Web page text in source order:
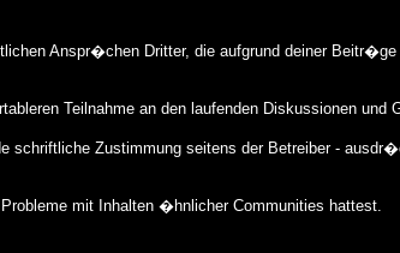
Anspr�chen Dritter, die aufgrund deiner Beitr�ge
Teilnahme an den laufenden Diskussionen
schriftliche Zustimmung seitens der Betreiber -
mit Inhalten �hnlicher Communities hattest.